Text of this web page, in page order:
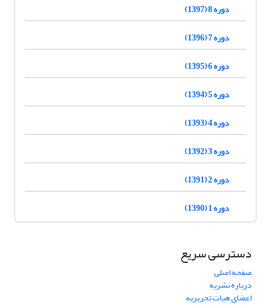
دوره 8 (1397)
دوره 7 (1396)
دوره 6 (1395)
دوره 5 (1394)
دوره 4 (1393)
دوره 3 (1392)
دوره 2 (1391)
دوره 1 (1390)
دسترسی سریع
صفحه اصلی
درباره نشریه
اعضای هیات تحریریه